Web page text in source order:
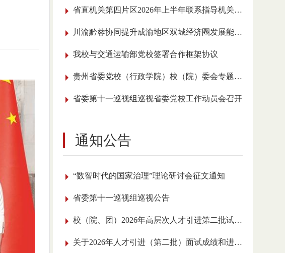
省直机关第四片区2026年上半年联系指导机关党建工作会议在我校召开
川渝黔蓉协同提升成渝地区双城经济圈发展能级学术研讨会在贵阳举行
我校与交通运输部党校签署合作框架协议
贵州省委党校（行政学院）校（院）委会专题传达学习全国党校（行政学院）校长 （院长）会议精神
省委第十一巡视组巡视省委党校工作动员会召开
通知公告
“数智时代的国家治理”理论研讨会征文通知
省委第十一巡视组巡视公告
校（院、团）2026年高层次人才引进第二批试讲人员名单公告
关于2026年人才引进（第二批）面试成绩和进入实践工作考核环节人员的公告